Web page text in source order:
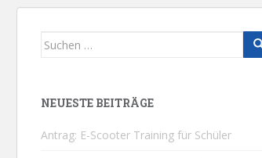
Suchen
NEUESTE BEITRÄGE
Antrag: E-Scooter Training für Schüler